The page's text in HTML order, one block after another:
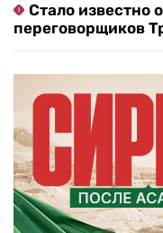
Стало известно
переговорщиков